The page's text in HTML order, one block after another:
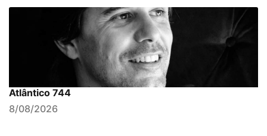
Atlântico 744
8/08/2026